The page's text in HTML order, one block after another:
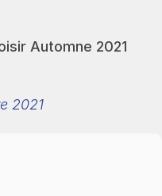
Automne 2021
2021